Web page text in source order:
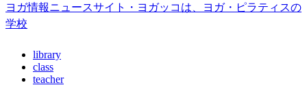
ヨガ情報ニュースサイト・ヨガッコは、ヨガ・ピラティスの
学校
library
class
teacher